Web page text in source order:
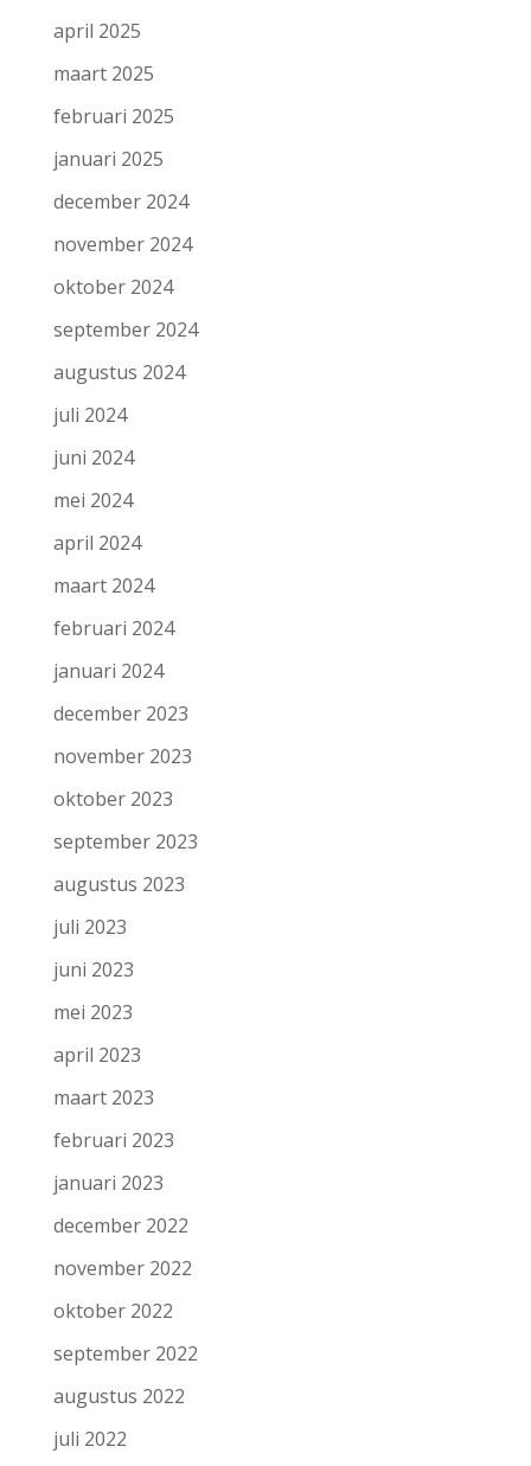
april 2025
maart 2025
februari 2025
januari 2025
december 2024
november 2024
oktober 2024
september 2024
augustus 2024
juli 2024
juni 2024
mei 2024
april 2024
maart 2024
februari 2024
januari 2024
december 2023
november 2023
oktober 2023
september 2023
augustus 2023
juli 2023
juni 2023
mei 2023
april 2023
maart 2023
februari 2023
januari 2023
december 2022
november 2022
oktober 2022
september 2022
augustus 2022
juli 2022